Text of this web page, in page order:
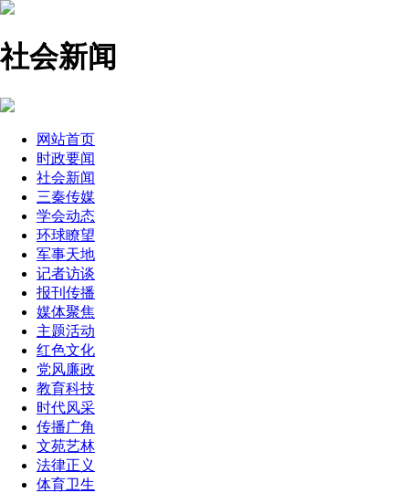
社会新闻
网站首页
时政要闻
社会新闻
三秦传媒
学会动态
环球瞭望
军事天地
记者访谈
报刊传播
媒体聚焦
主题活动
红色文化
党风廉政
教育科技
时代风采
传播广角
文苑艺林
法律正义
体育卫生